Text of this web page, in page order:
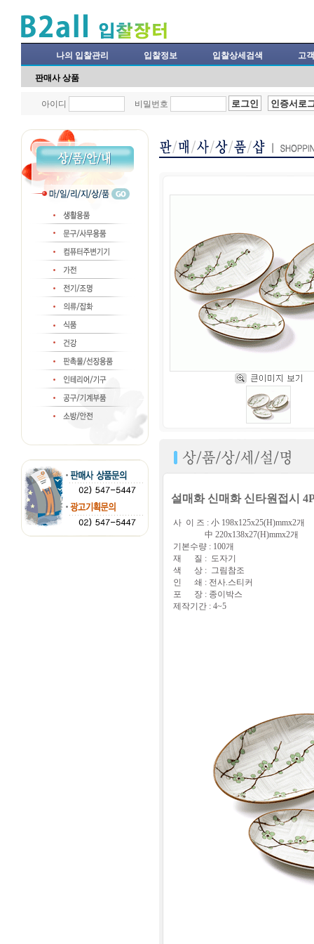
나의 입찰관리 입찰정보 입찰상세검색 고
판매사 상품
아이디 비밀번호
설매화 신매화 신타원접시
사 이 즈 : 小 198x125x25(H)mmx2개
中 220x138x27(H)mmx2개
기본수량 : 100개
재 질 : 도자기
색 상 : 그림참조
인 쇄 : 전사.스티커
포 장 : 종이박스
제작기간 : 4~5